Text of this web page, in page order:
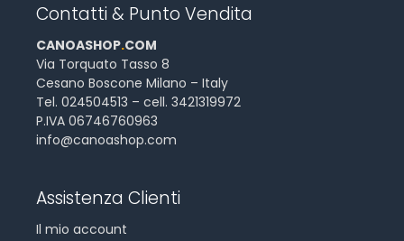
Contatti & Punto Vendita
CANOASHOP.COM
Via Torquato Tasso 8
Cesano Boscone Milano – Italy
Tel. 024504513 – cell. 3421319972
P.IVA 06746760963
info@canoashop.com
Assistenza Clienti
Il mio account